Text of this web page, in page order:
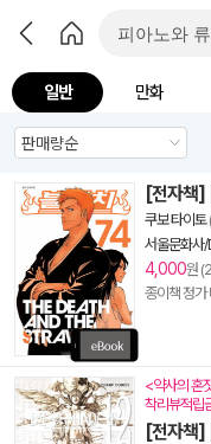
일반 만화
[전자책]
쿠보 타이토
서울문화사
4,000원
종이책 정가
<약사의 혼
착리뷰적립
[전자책]